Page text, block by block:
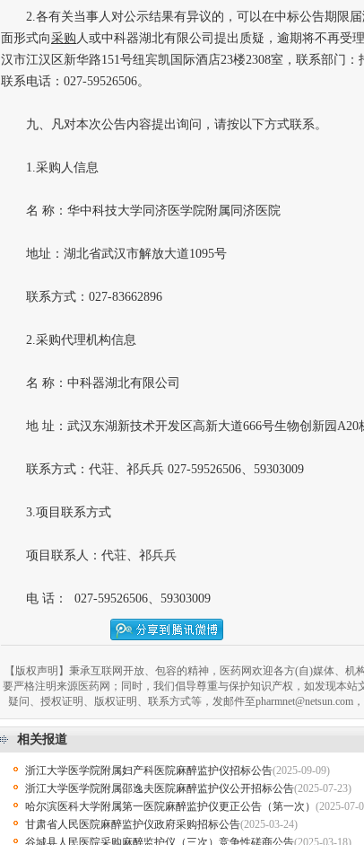
2.各有关当事人对公示结果有异议的，可以在中标公告期限届
面形式向采购 人或中科器湖北有限公司提出质疑，逾期将不再受
汉市江汉区新华路151号纽宾凯国际酒店23楼2308室，联系部门：
联系电话：027-59526506。
九、凡对本次公告内容提出询问，请按以下方式联系。
1.采购人信息
名 称：华中科技大学同济医学院附属同济医院
地址：湖北省武汉市解放大道1095号
联系方式：027-83662896
2.采购代理机构信息
名 称：中科器湖北有限公司
地 址：武汉东湖新技术开发区高新大道666号生物创新园A20
联系方式：代荘、祁兵兵 027-59526506、59303009
3.项目联系方式
项目联系人：代荘、祁兵兵
电 话： 027-59526506、59303009
【版权声明】秉承互联网开放、包容的精神，医药网欢迎各方(自)媒体、机
要严格注明来源医药网；同时，我们倡导尊重与保护知识产权，如发现本站
疑问、授权证明、版权证明、联系方式等，发邮件至pharmnet@netsun.com
相关报道
浙江大学医学院附属妇产科医院麻醉监护仪招标公告(2025-09-09)
浙江大学医学院附属邵逸夫医院麻醉监护仪公开招标公告(2025-07-23)
哈尔滨医科大学附属第一医院麻醉监护仪更正公告（第一次） (2025-07-
甘肃省人民医院麻醉监护仪政府采购招标公告(2025-03-24)
谷城县人民医院采购麻醉监护仪（三次）竞争性磋商公告(2025-03-18)